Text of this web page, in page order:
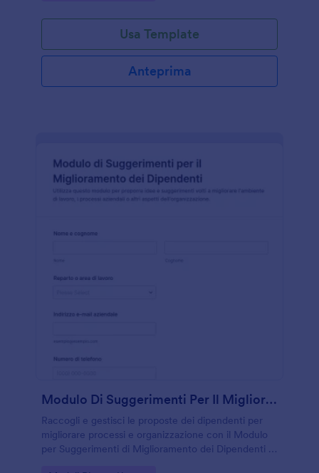
Usa Template
Anteprima
Modulo Di Suggerimenti Per Il Miglioramento Dei Dipendenti
Raccogli e gestisci le proposte dei dipendenti per
migliorare processi e organizzazione con il Modulo
per Suggerimenti di Miglioramento dei Dipendenti di